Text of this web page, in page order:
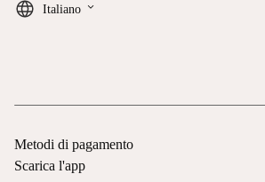
Italiano keyboard_arrow_down
Metodi di pagamento
Scarica l'app